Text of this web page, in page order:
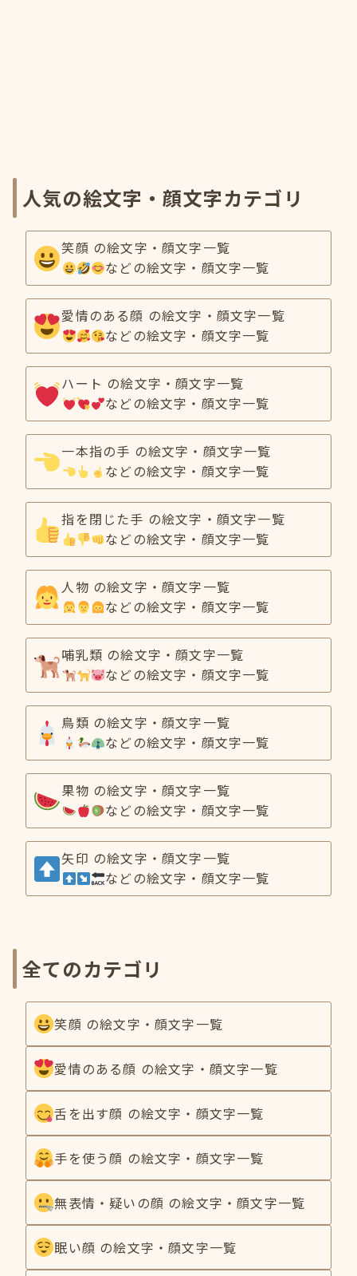
人気の絵文字・顔文字カテゴリ
笑顔 の絵文字・顔文字一覧
などの絵文字・顔文字一覧
愛情のある顔 の絵文字・顔文字一覧
などの絵文字・顔文字一覧
ハート の絵文字・顔文字一覧
などの絵文字・顔文字一覧
一本指の手 の絵文字・顔文字一覧
などの絵文字・顔文字一覧
指を閉じた手 の絵文字・顔文字一覧
などの絵文字・顔文字一覧
人物 の絵文字・顔文字一覧
などの絵文字・顔文字一覧
哺乳類 の絵文字・顔文字一覧
などの絵文字・顔文字一覧
鳥類 の絵文字・顔文字一覧
などの絵文字・顔文字一覧
果物 の絵文字・顔文字一覧
などの絵文字・顔文字一覧
矢印 の絵文字・顔文字一覧
などの絵文字・顔文字一覧
全てのカテゴリ
笑顔 の絵文字・顔文字一覧
愛情のある顔 の絵文字・顔文字一覧
舌を出す顔 の絵文字・顔文字一覧
手を使う顔 の絵文字・顔文字一覧
無表情・疑いの顔 の絵文字・顔文字一覧
眠い顔 の絵文字・顔文字一覧